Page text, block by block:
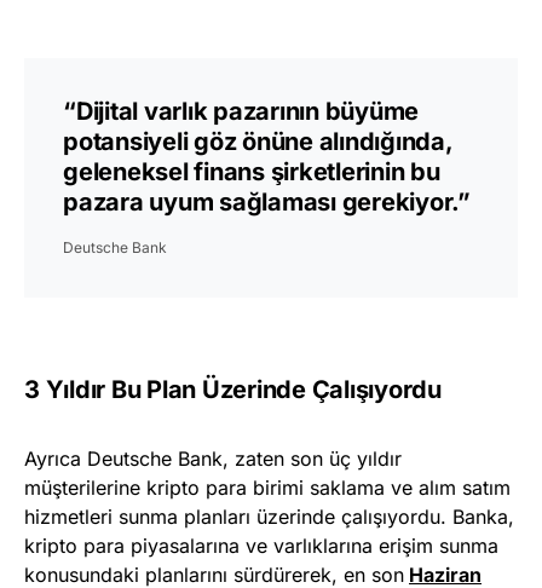
“Dijital varlık pazarının büyüme
potansiyeli göz önüne alındığında,
geleneksel finans şirketlerinin bu
pazara uyum sağlaması gerekiyor.”
Deutsche Bank
3 Yıldır Bu Plan Üzerinde Çalışıyordu
Ayrıca Deutsche Bank, zaten son üç yıldır
müşterilerine kripto para birimi saklama ve alım satım
hizmetleri sunma planları üzerinde çalışıyordu. Banka,
kripto para piyasalarına ve varlıklarına erişim sunma
konusundaki planlarını sürdürerek, en son Haziran